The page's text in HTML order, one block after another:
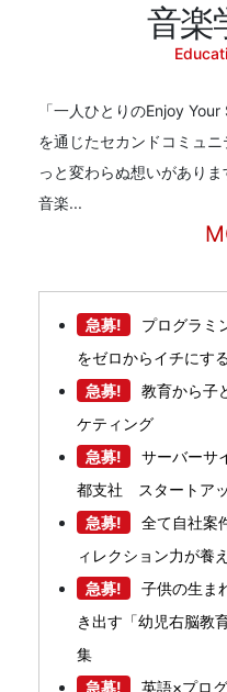
音楽
「一人ひとりのEnjoy
を通じたセカンドコミュ
っと変わらぬ想いがあり
音楽...
急募!
プログラミ
をゼロからイチにす
急募!
教育から子
ケティング
急募!
サーバーサ
都支社 スタートア
急募!
全て自社案
ィレクション力が養
急募!
子供の生ま
き出す「幼児右脳教
集
急募!
英語×プロ